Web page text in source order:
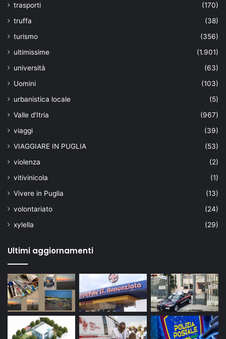
trasporti
(170)
truffa
(38)
turismo
(356)
ultimissime
(1.901)
università
(63)
Uomini
(103)
urbanistica locale
(5)
Valle d'Itria
(967)
viaggi
(39)
VIAGGIARE IN PUGLIA
(53)
violenza
(2)
vitivinicola
(1)
Vivere in Puglia
(13)
volontariato
(24)
xylella
(29)
Ultimi aggiornamenti